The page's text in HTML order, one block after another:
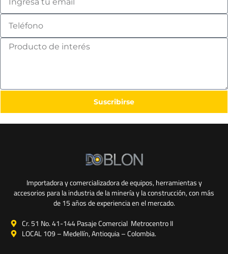
Suscribirse
Importadora y comercializadora de equipos, herramientas y
accesorios para la industria de la minería y la construcción, con más
de 15 años de experiencia en el mercado.
Cr. 51 No. 41-144 Pasaje Comercial Metrocentro II
LOCAL 109 – Medellín, Antioquia – Colombia.